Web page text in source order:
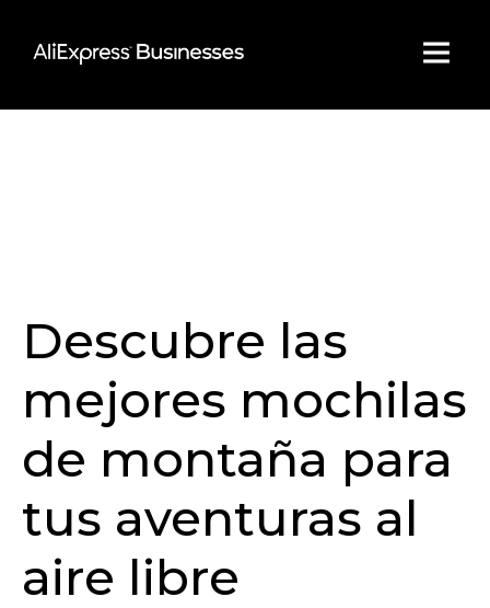
content
Descubre las
mejores mochilas
de montaña para
tus aventuras al
aire libre